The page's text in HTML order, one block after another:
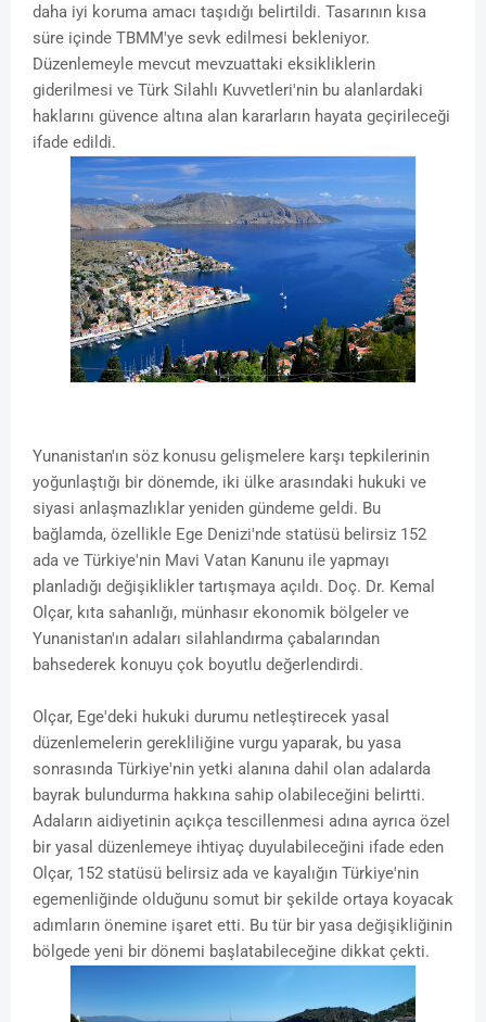
daha iyi koruma amacı taşıdığı belirtildi. Tasarının kısa
süre içinde TBMM'ye sevk edilmesi bekleniyor.
Düzenlemeyle mevcut mevzuattaki eksikliklerin
giderilmesi ve Türk Silahlı Kuvvetleri'nin bu alanlardaki
haklarını güvence altına alan kararların hayata geçirileceği
ifade edildi.
Yunanistan'ın söz konusu gelişmelere karşı tepkilerinin
yoğunlaştığı bir dönemde, iki ülke arasındaki hukuki ve
siyasi anlaşmazlıklar yeniden gündeme geldi. Bu
bağlamda, özellikle Ege Denizi'nde statüsü belirsiz 152
ada ve Türkiye'nin Mavi Vatan Kanunu ile yapmayı
planladığı değişiklikler tartışmaya açıldı. Doç. Dr. Kemal
Olçar, kıta sahanlığı, münhasır ekonomik bölgeler ve
Yunanistan'ın adaları silahlandırma çabalarından
bahsederek konuyu çok boyutlu değerlendirdi.
Olçar, Ege'deki hukuki durumu netleştirecek yasal
düzenlemelerin gerekliliğine vurgu yaparak, bu yasa
sonrasında Türkiye'nin yetki alanına dahil olan adalarda
bayrak bulundurma hakkına sahip olabileceğini belirtti.
Adaların aidiyetinin açıkça tescillenmesi adına ayrıca özel
bir yasal düzenlemeye ihtiyaç duyulabileceğini ifade eden
Olçar, 152 statüsü belirsiz ada ve kayalığın Türkiye'nin
egemenliğinde olduğunu somut bir şekilde ortaya koyacak
adımların önemine işaret etti. Bu tür bir yasa değişikliğinin
bölgede yeni bir dönemi başlatabileceğine dikkat çekti.